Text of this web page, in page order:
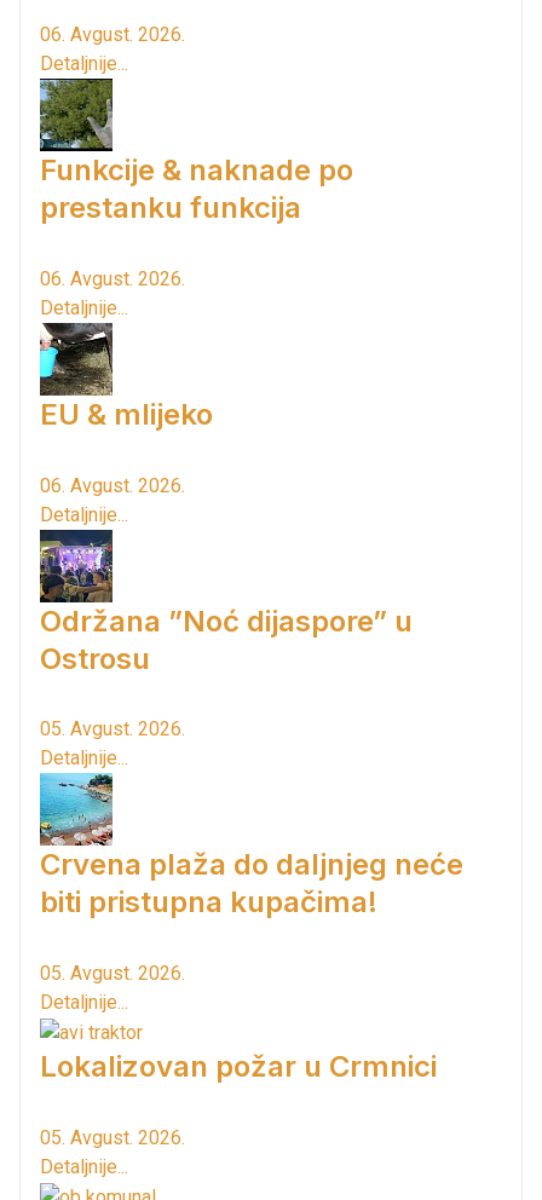
06. Avgust. 2026.
Detaljnije...
Funkcije & naknade po
prestanku funkcija
06. Avgust. 2026.
Detaljnije...
EU & mlijeko
06. Avgust. 2026.
Detaljnije...
Održana ”Noć dijaspore” u
Ostrosu
05. Avgust. 2026.
Detaljnije...
Crvena plaža do daljnjeg neće
biti pristupna kupačima!
05. Avgust. 2026.
Detaljnije...
Lokalizovan požar u Crmnici
05. Avgust. 2026.
Detaljnije...